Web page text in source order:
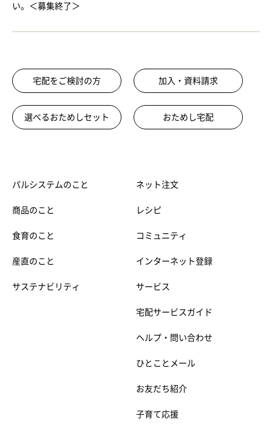
い。＜募集終了＞
宅配をご検討の方 加入・資料請求
選べるおためしセット おためし宅配
パルシステムのこと
商品のこと
食育のこと
産直のこと
サステナビリティ
ネット注文
レシピ
コミュニティ
インターネット登録
サービス
宅配サービスガイド
ヘルプ・問い合わせ
ひとことメール
お友だち紹介
子育て応援